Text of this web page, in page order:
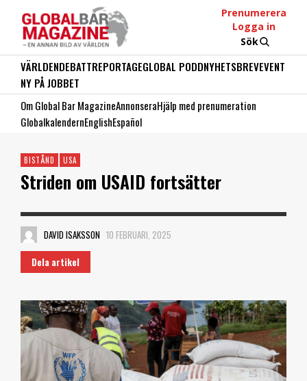
Prenumerera
Logga in
Sök
VÄRLDENDEBATTREPORTAGEGLOBAL PODDNYHETSBREVEVENT
NY PÅ JOBBET
Om Global Bar MagazineAnnonseraHjälp med prenumeration
GlobalkalendernEnglishEspañol
BISTÅND USA
Striden om USAID fortsätter
DAVID ISAKSSON 10 FEBRUARI, 2025
Dela artikel